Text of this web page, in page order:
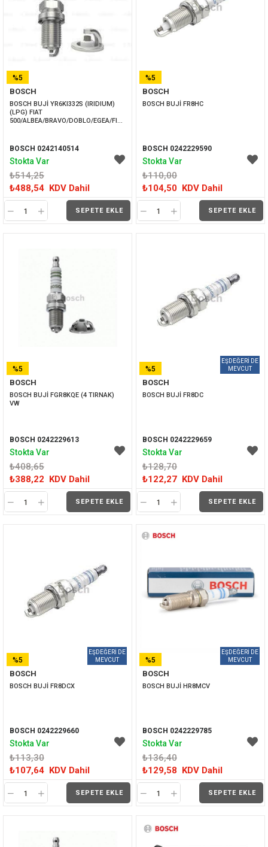
BOSCH
BOSCH BUJİ YR6KI332S (IRIDIUM)
(LPG) FIAT
500/ALBEA/BRAVO/DOBLO/EGEA/FIORINO/IDEA/LINEA/PALIO/PUNTO
BOSCH 0242140514
₺514,25
₺488,54 KDV Dahil
SEPETE EKLE
%5
İNDIRIM
Stokta Var
BOSCH
BOSCH BUJİ FR8HC
BOSCH 0242229590
₺110,00
₺104,50 KDV Dahil
SEPETE EKLE
%5
İNDIRIM
Stokta Var
BOSCH
BOSCH BUJİ FGR8KQE (4 TIRNAK)
VW
BOSCH 0242229613
₺408,65
₺388,22 KDV Dahil
SEPETE EKLE
%5
İNDIRIM
Stokta Var
BOSCH
BOSCH BUJİ FR8DC
BOSCH 0242229659
₺128,70
₺122,27 KDV Dahil
SEPETE EKLE
%5
İNDIRIM
Stokta Var
BOSCH
BOSCH BUJİ FR8DCX
BOSCH 0242229660
₺113,30
₺107,64 KDV Dahil
SEPETE EKLE
%5
İNDIRIM
Stokta Var
BOSCH
BOSCH BUJİ HR8MCV
BOSCH 0242229785
₺136,40
₺129,58 KDV Dahil
SEPETE EKLE
%5
İNDIRIM
Stokta Var